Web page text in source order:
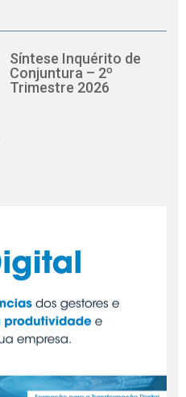
Síntese Inquérito de
Conjuntura – 2º
Trimestre 2026